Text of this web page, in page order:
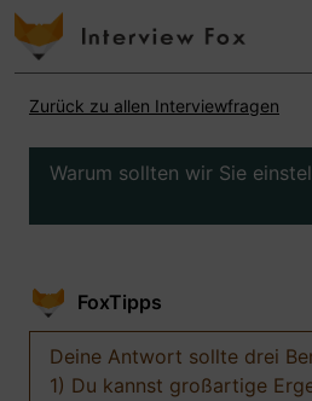
Zurück zu allen Interviewfragen
Warum sollten wir Sie
FoxTipps
Deine Antwort sollte drei
1) Du kannst großartige